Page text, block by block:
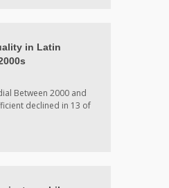
in Latin
Between 2000 and
declined in 13 of